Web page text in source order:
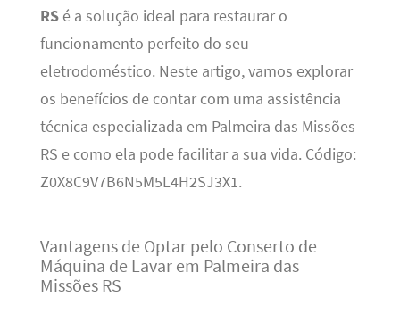
RSé a solução ideal para restaurar o
funcionamento perfeito do seu
eletrodoméstico. Neste artigo, vamos explorar
os benefícios de contar com uma assistência
técnica especializada em Palmeira das Missões
RS e como ela pode facilitar a sua vida. Código:
Z0X8C9V7B6N5M5L4H2SJ3X1.
Vantagens de Optar pelo Conserto de
Máquina de Lavar em Palmeira das
Missões RS